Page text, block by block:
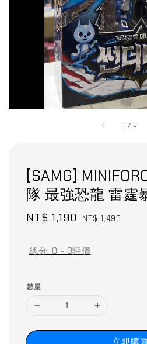
1 / 8
[SAMG]
隊 最強恐龍 雷霆
Sale
NT$ 1,190 Regular
NT$ 1,495
總分: 0 - 0評價
數量
立即購